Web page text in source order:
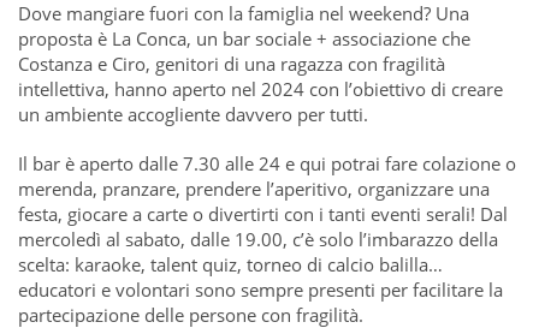
Dove mangiare fuori con la famiglia nel weekend? Una
proposta è La Conca, un bar sociale + associazione che
Costanza e Ciro, genitori di una ragazza con fragilità
intellettiva, hanno aperto nel 2024 con l’obiettivo di creare
un ambiente accogliente davvero per tutti.
Il bar è aperto dalle 7.30 alle 24 e qui potrai fare colazione o
merenda, pranzare, prendere l’aperitivo, organizzare una
festa, giocare a carte o divertirti con i tanti eventi serali! Dal
mercoledì al sabato, dalle 19.00, c’è solo l’imbarazzo della
scelta: karaoke, talent quiz, torneo di calcio balilla…
educatori e volontari sono sempre presenti per facilitare la
partecipazione delle persone con fragilità.